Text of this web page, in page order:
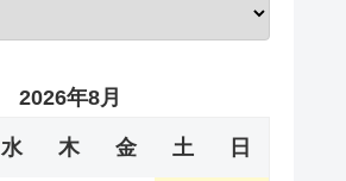
2026年8月
水 木 金 土 日